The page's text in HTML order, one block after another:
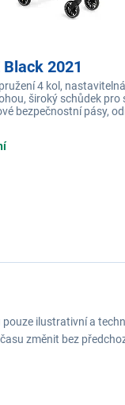
Black 2021
4 kol,
široký schůdek pro
bezpečnostní pásy,
ilustrativní a
změnit bez